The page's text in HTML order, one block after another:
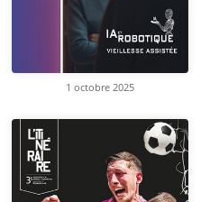
1 octobre 2025